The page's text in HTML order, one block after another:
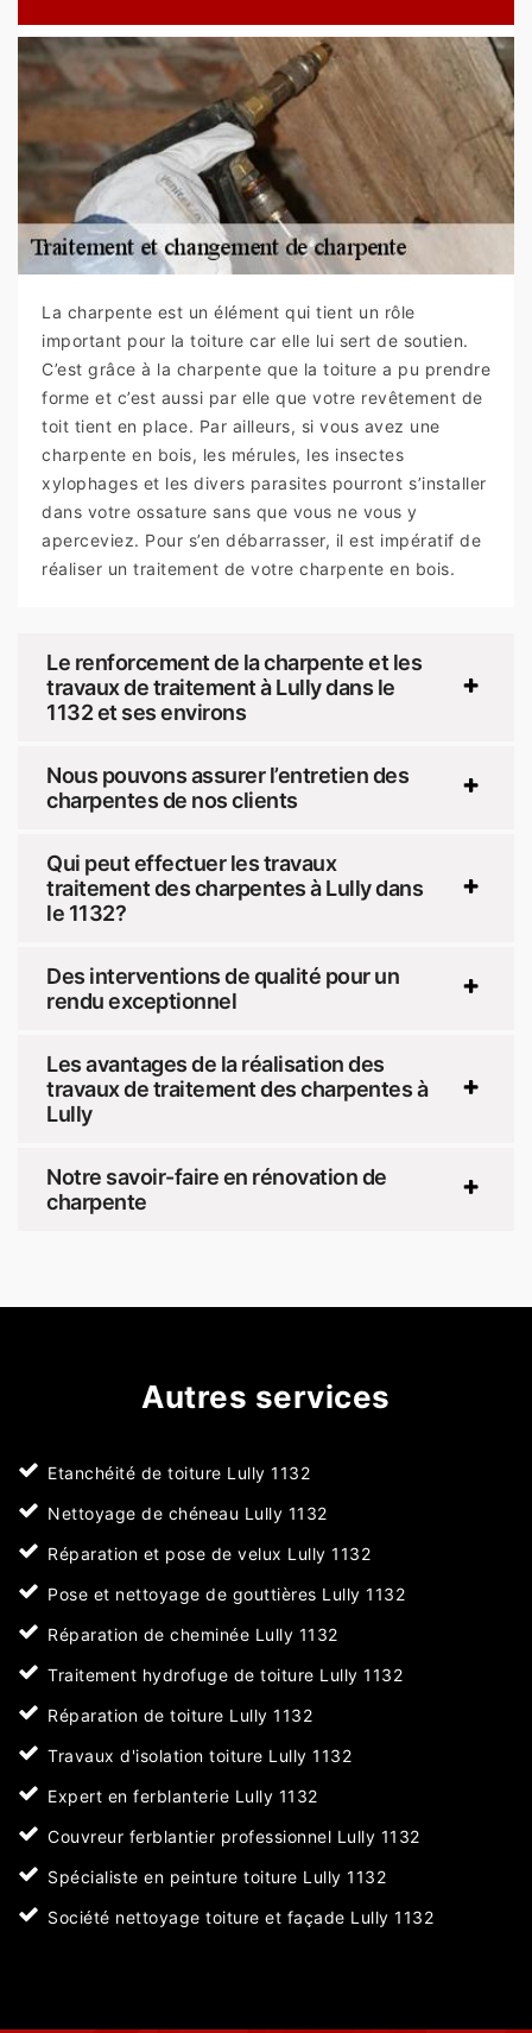
La charpente est un élément qui tient un rôle
important pour la toiture car elle lui sert de soutien.
C’est grâce à la charpente que la toiture a pu prendre
forme et c’est aussi par elle que votre revêtement de
toit tient en place. Par ailleurs, si vous avez une
charpente en bois, les mérules, les insectes
xylophages et les divers parasites pourront s’installer
dans votre ossature sans que vous ne vous y
aperceviez. Pour s’en débarrasser, il est impératif de
réaliser un traitement de votre charpente en bois.
Le renforcement de la charpente et les
travaux de traitement à Lully dans le
1132 et ses environs
Nous pouvons assurer l’entretien des
charpentes de nos clients
Qui peut effectuer les travaux
traitement des charpentes à Lully dans
le 1132?
Des interventions de qualité pour un
rendu exceptionnel
Les avantages de la réalisation des
travaux de traitement des charpentes à
Lully
Notre savoir-faire en rénovation de
charpente
Autres services
Etanchéité de toiture Lully 1132
Nettoyage de chéneau Lully 1132
Réparation et pose de velux Lully 1132
Pose et nettoyage de gouttières Lully 1132
Réparation de cheminée Lully 1132
Traitement hydrofuge de toiture Lully 1132
Réparation de toiture Lully 1132
Travaux d'isolation toiture Lully 1132
Expert en ferblanterie Lully 1132
Couvreur ferblantier professionnel Lully 1132
Spécialiste en peinture toiture Lully 1132
Société nettoyage toiture et façade Lully 1132